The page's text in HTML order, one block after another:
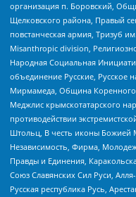
организация п. Боровский,
Щелковского района, Правый
повстанческая армия, Тризуб
Misanthropic division,
Народная Социальная
объединение Русские, Русское
Мирмамеда, Община Коренного
Меджлис крымскотатарского
противодействии
Штольц, В честь иконы Божией
Независимость, Фирма,
Правды и Единения,
Союз Славянских Сил Руси,
Русская республика Русь,